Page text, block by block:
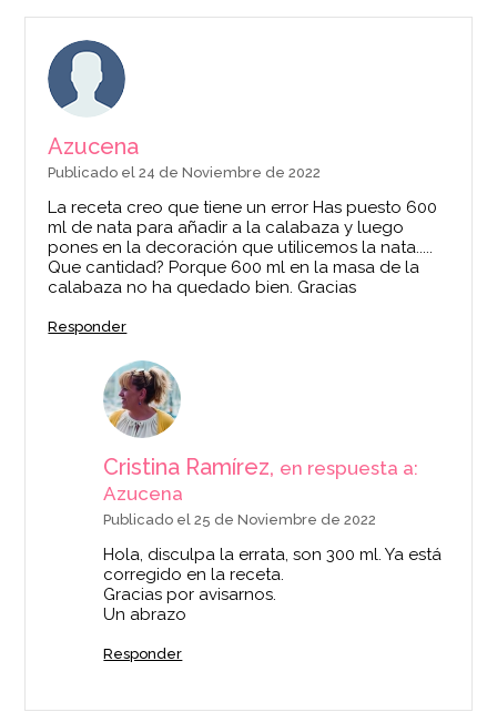
Azucena
Publicado el 24 de Noviembre de 2022
La receta creo que tiene un error Has puesto 600
ml de nata para añadir a la calabaza y luego
pones en la decoración que utilicemos la nata.....
Que cantidad? Porque 600 ml en la masa de la
calabaza no ha quedado bien. Gracias
Responder
Cristina Ramírez, en respuesta a:
Azucena
Publicado el 25 de Noviembre de 2022
Hola, disculpa la errata, son 300 ml. Ya está
corregido en la receta.
Gracias por avisarnos.
Un abrazo
Responder